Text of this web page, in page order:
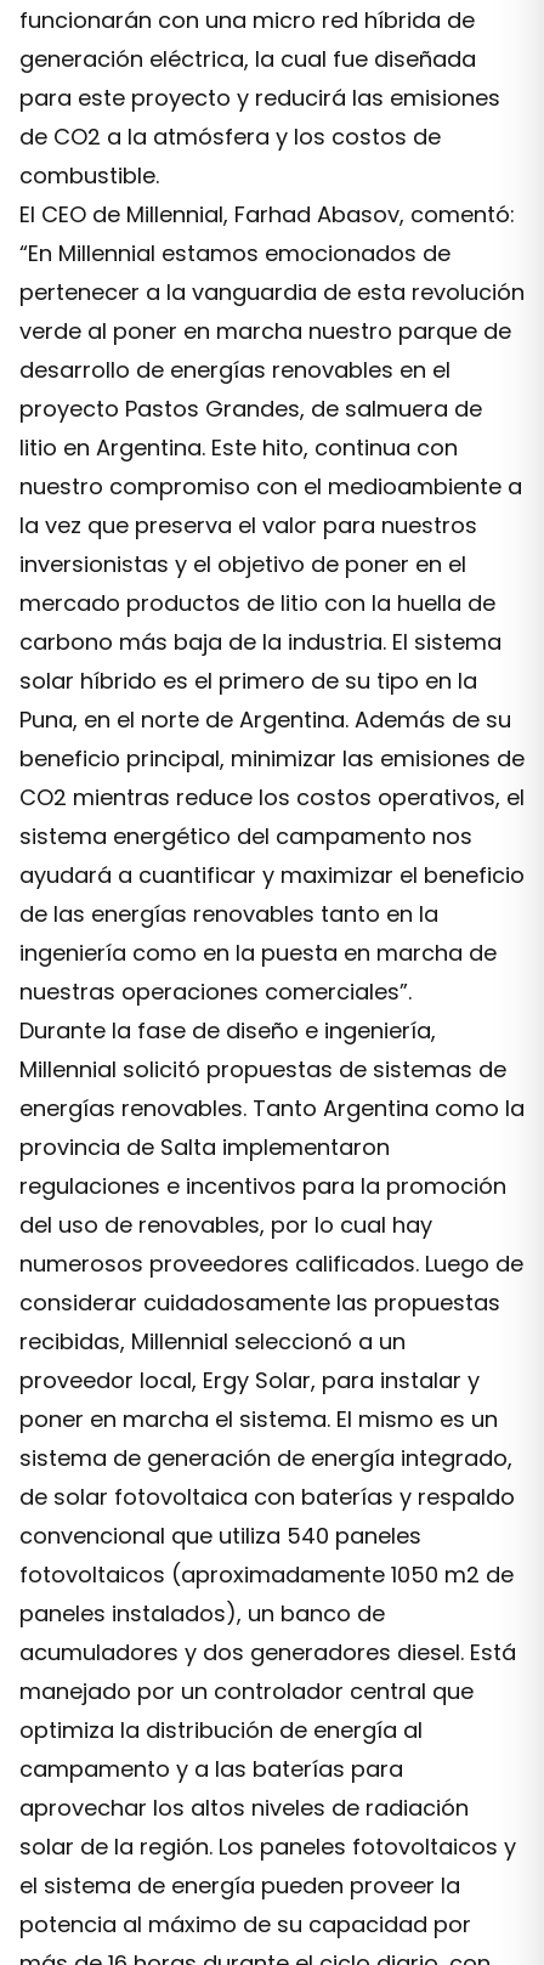
funcionarán con una micro red híbrida de
generación eléctrica, la cual fue diseñada
para este proyecto y reducirá las emisiones
de CO2 a la atmósfera y los costos de
combustible.
El CEO de Millennial, Farhad Abasov, comentó:
“En Millennial estamos emocionados de
pertenecer a la vanguardia de esta revolución
verde al poner en marcha nuestro parque de
desarrollo de energías renovables en el
proyecto Pastos Grandes, de salmuera de
litio en Argentina. Este hito, continua con
nuestro compromiso con el medioambiente a
la vez que preserva el valor para nuestros
inversionistas y el objetivo de poner en el
mercado productos de litio con la huella de
carbono más baja de la industria. El sistema
solar híbrido es el primero de su tipo en la
Puna, en el norte de Argentina. Además de su
beneficio principal, minimizar las emisiones de
CO2 mientras reduce los costos operativos, el
sistema energético del campamento nos
ayudará a cuantificar y maximizar el beneficio
de las energías renovables tanto en la
ingeniería como en la puesta en marcha de
nuestras operaciones comerciales”.
Durante la fase de diseño e ingeniería,
Millennial solicitó propuestas de sistemas de
energías renovables. Tanto Argentina como la
provincia de Salta implementaron
regulaciones e incentivos para la promoción
del uso de renovables, por lo cual hay
numerosos proveedores calificados. Luego de
considerar cuidadosamente las propuestas
recibidas, Millennial seleccionó a un
proveedor local, Ergy Solar, para instalar y
poner en marcha el sistema. El mismo es un
sistema de generación de energía integrado,
de solar fotovoltaica con baterías y respaldo
convencional que utiliza 540 paneles
fotovoltaicos (aproximadamente 1050 m2 de
paneles instalados), un banco de
acumuladores y dos generadores diesel. Está
manejado por un controlador central que
optimiza la distribución de energía al
campamento y a las baterías para
aprovechar los altos niveles de radiación
solar de la región. Los paneles fotovoltaicos y
el sistema de energía pueden proveer la
potencia al máximo de su capacidad por